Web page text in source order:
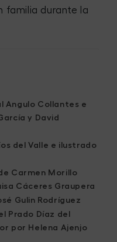
familia durante la
Angulo Collantes e
y David
del Valle e ilustrado
Carmen Morillo
Cáceres Graupera
Gulin Rodríguez
Prado Díaz del
por Helena Ajenjo